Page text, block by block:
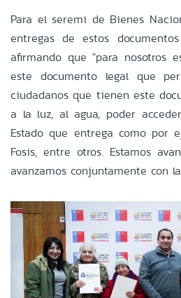
Para el seremi de Bienes
entregas de estos
afirmando que "para nosotros
este documento legal que
ciudadanos que tienen este
a la luz, al agua, poder
Estado que entrega como por
Fosis, entre otros. Estamos
avanzamos conjuntamente con